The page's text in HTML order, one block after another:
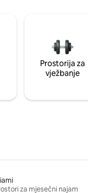
Prostorija za
vježbanje
za mjesečni najam